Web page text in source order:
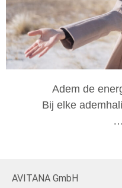
Adem de
Bij elke
AVITANA GmbH